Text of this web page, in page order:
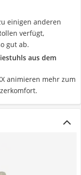
einigen anderen
verfügt,
gut ab.
aus dem
animieren mehr zum